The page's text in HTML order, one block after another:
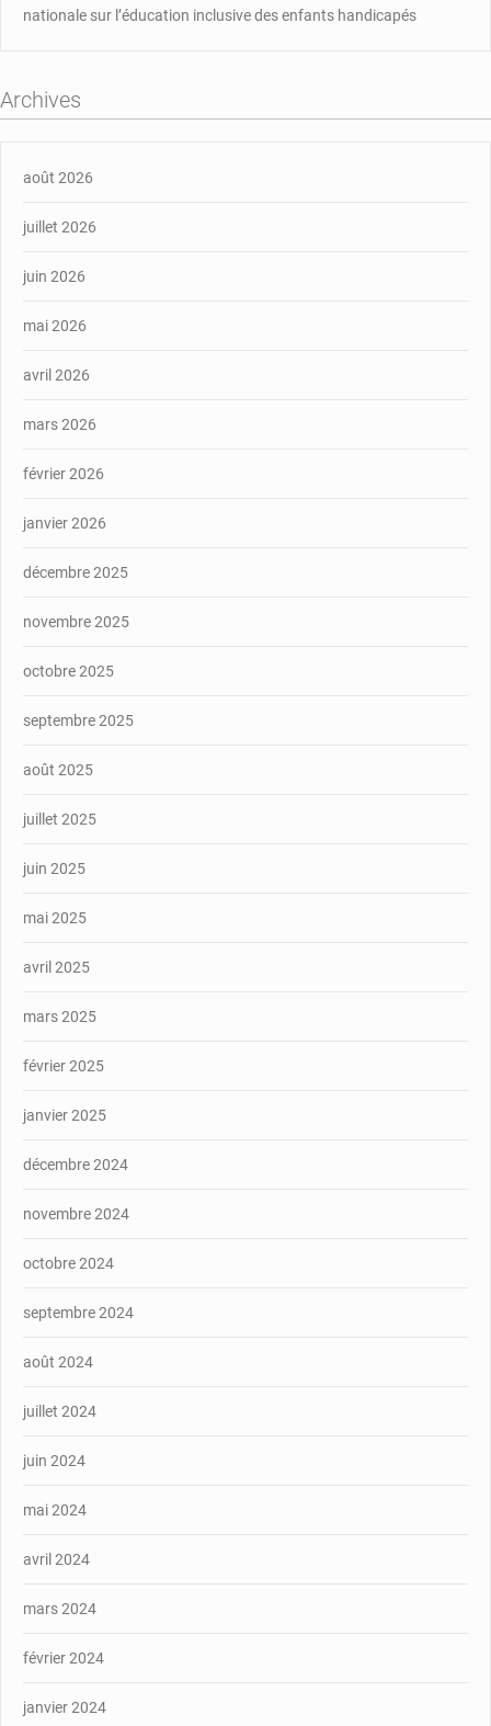
nationale sur l’éducation inclusive des enfants handicapés
Archives
août 2026
juillet 2026
juin 2026
mai 2026
avril 2026
mars 2026
février 2026
janvier 2026
décembre 2025
novembre 2025
octobre 2025
septembre 2025
août 2025
juillet 2025
juin 2025
mai 2025
avril 2025
mars 2025
février 2025
janvier 2025
décembre 2024
novembre 2024
octobre 2024
septembre 2024
août 2024
juillet 2024
juin 2024
mai 2024
avril 2024
mars 2024
février 2024
janvier 2024